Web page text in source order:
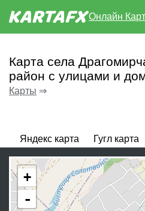
Онлайн
Карта села
район с улицами и
Карты ⇒
Яндекс карта Гугл карта
+
-